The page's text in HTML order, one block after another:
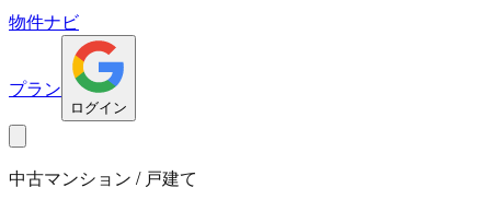
物件ナビ
プラン
ログイン
中古マンション / 戸建て